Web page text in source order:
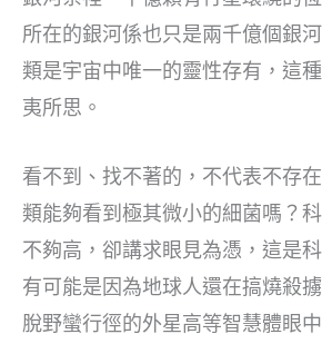
所在的銀河係也只是兩千億個銀
類是宇宙中唯一的靈性存有，這
夷所思。
看不到、找不著的，不代表不存
類能夠看到極其微小的細菌嗎？
不夠高，卻講求眼見為憑，這是
有可能是因為地球人還在搞燒殺
脫野蠻行徑的外星高等智慧體眼